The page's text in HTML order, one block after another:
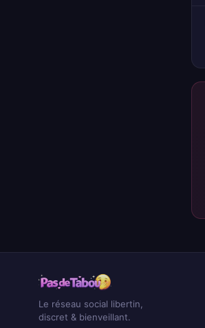
Le réseau social libertin,
discret & bienveillant.